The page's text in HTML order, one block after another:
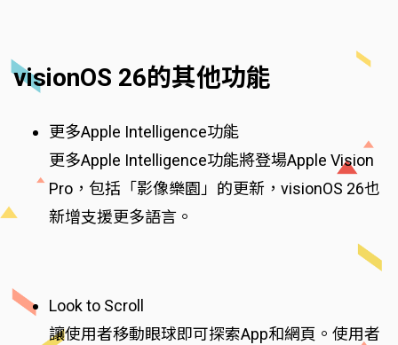
visionOS 26的其他功能
更多Apple Intelligence功能
更多Apple Intelligence功能將登場Apple Vision
Pro，包括「影像樂園」的更新，visionOS 26也
新增支援更多語言。
Look to Scroll
讓使用者移動眼球即可探索App和網頁。使用者